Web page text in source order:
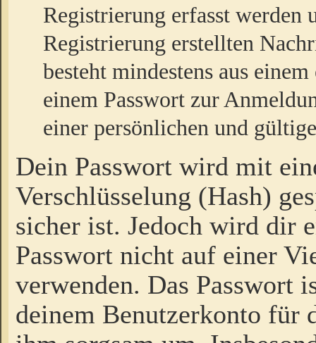
Registrierung erfasst werden
Registrierung erstellten
besteht mindestens aus
einem Passwort zur
einer persönlichen und
Dein Passwort wird mit
Verschlüsselung (Hash)
sicher ist. Jedoch wird dir
Passwort nicht auf einer
verwenden. Das Passwort
deinem Benutzerkonto für